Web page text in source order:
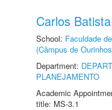
Carlos
School: Faculdade
(Câmpus de
Department:
PLANEJAMENTO
Academic
title: MS-3.1